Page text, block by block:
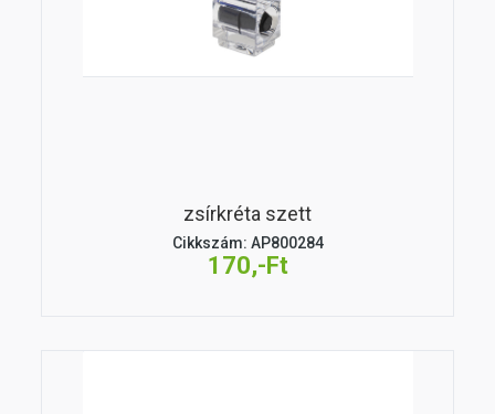
zsírkréta szett
Cikkszám: AP800284
170,-Ft